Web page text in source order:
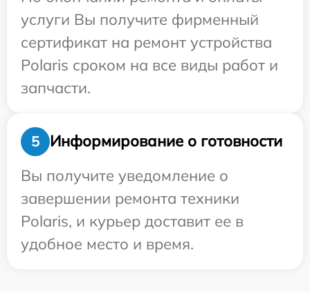
услуги Вы получите фирменный
сертификат на ремонт устройства
Polaris сроком на все виды работ и
запчасти.
5
Информирование о готовности
Вы получите уведомление о
завершении ремонта техники
Polaris, и курьер доставит ее в
удобное место и время.